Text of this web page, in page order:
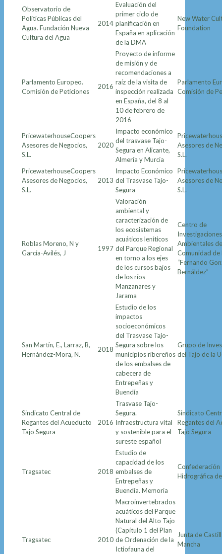
Observatorio de
Políticas Públicas del
Agua. Fundación Nueva
Cultura del Agua
2014
Evaluación del
primer ciclo de
planificación en
España en aplicación
de la DMA
New Water
Foundation
Parlamento Europeo.
Comisión de Peticiones
2016
Proyecto de informe
de misión y de
recomendaciones a
raíz de la visita de
inspección realizada
en España, del 8 al
10 de febrero de
2016
Parlamento
Comisión de
PricewaterhouseCoopers
Asesores de Negocios,
S.L.
2020
Impacto económico
del trasvase Tajo-
Segura en Alicante,
Almería y Murcia
Asesores de
S.L.
PricewaterhouseCoopers
Asesores de Negocios,
S.L.
2013
Impacto Económico
del Trasvase Tajo-
Segura
Asesores de
S.L.
Roblas Moreno, N y
García-Avilés, J
1997
Valoración
ambiental y
caracterización de
los ecosistemas
acuáticos leníticos
del Parque Regional
en torno a los ejes
de los cursos bajos
de los ríos
Manzanares y
Jarama
Centro de
Investigaciones
Ambientales
Comunidad
“Fernando
Bernáldez”
San Martín, E., Larraz, B,
Hernández-Mora, N.
2018
Estudio de los
impactos
socioeconómicos
del Trasvase Tajo-
Segura sobre los
municipios ribereños
de los embalses de
cabecera de
Entrepeñas y
Buendía
Grupo de
del Tajo de la
Sindicato Central de
Regantes del Acueducto
Tajo Segura
2016
Trasvase Tajo-
Segura.
Infraestructura vital
y sostenible para el
sureste español
Sindicato
Regantes del
Tajo Segura
Tragsatec 2018
Estudio de
capacidad de los
embalses de
Entrepeñas y
Buendía. Memoria
Confederación
Hidrográfica
Tragsatec 2010
Macroinvertebrados
acuáticos del Parque
Natural del Alto Tajo
(Capítulo 1 del Plan
de Ordenación de la
Ictiofauna del
Junta de
Mancha